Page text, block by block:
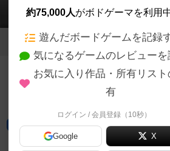
ちんぎょすくいで遊ぶことができるボードゲー
店登録されています。公開プロフィールの都道
でログインすると、同じ都道府県内の店舗に絞
ボードゲームカフェ
ボードゲームカフェ
約75,000人がボドゲーマを利用
遊んだボードゲームを記録
気になるゲームのレビューを
お気に入り作品・所有リスト
有
ログイン / 会員登録（10秒）
Google X